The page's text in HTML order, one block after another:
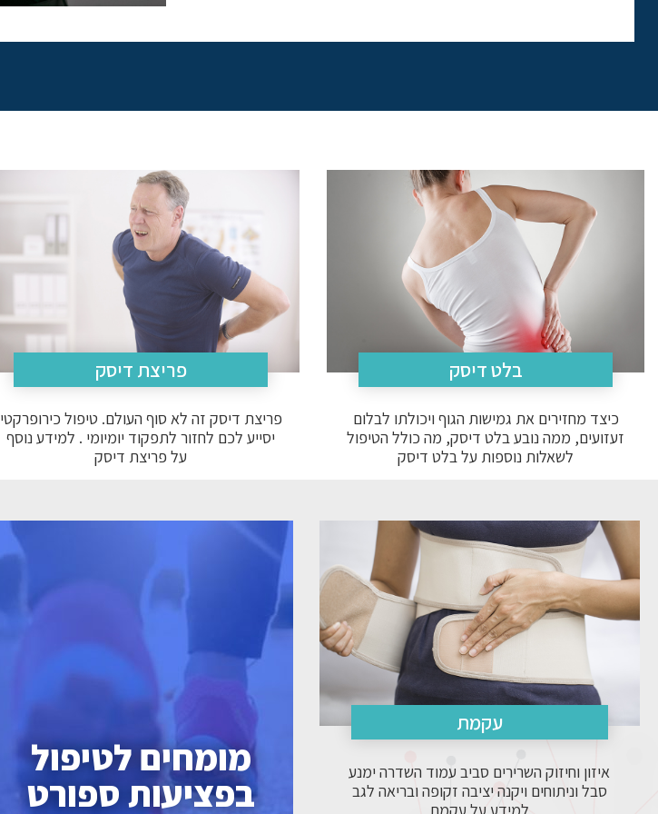
בלט דיסק
כיצד מחזירים את גמישות הגוף ויכולתו לבלום
זעזועים, ממה נובע בלט דיסק, מה כולל הטיפול
לשאלות נוספות על בלט דיסק
פריצת דיסק
פריצת דיסק זה לא סוף העולם. טיפול כירופרקטי
יסייע לכם לחזור לתפקוד יומיומי . למידע נוסף
על פריצת דיסק
עקמת
איזון וחיזוק השרירים סביב עמוד השדרה ימנע
סבל וניתוחים ויקנה יציבה זקופה ובריאה לגב
למידע על עקמת
מומחים לטיפול
בפציעות ספורט